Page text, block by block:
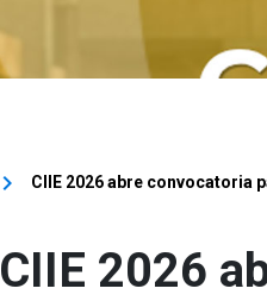
CIIE 2026 abre convocatoria
CIIE 2026